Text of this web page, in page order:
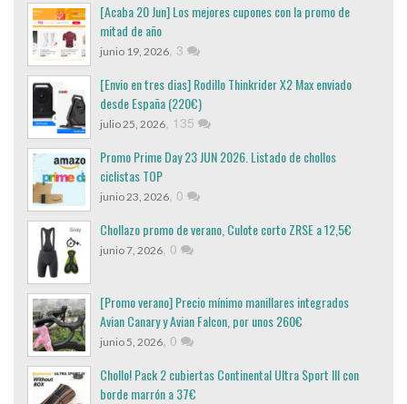
[Acaba 20 Jun] Los mejores cupones con la promo de
mitad de año
junio 19, 2026, 3
[Envio en tres dias] Rodillo Thinkrider X2 Max enviado
desde España (220€)
julio 25, 2026, 135
Promo Prime Day 23 JUN 2026. Listado de chollos
ciclistas TOP
junio 23, 2026, 0
Chollazo promo de verano, Culote corto ZRSE a 12,5€
junio 7, 2026, 0
[Promo verano] Precio mínimo manillares integrados
Avian Canary y Avian Falcon, por unos 260€
junio 5, 2026, 0
Chollo! Pack 2 cubiertas Continental Ultra Sport III con
borde marrón a 37€